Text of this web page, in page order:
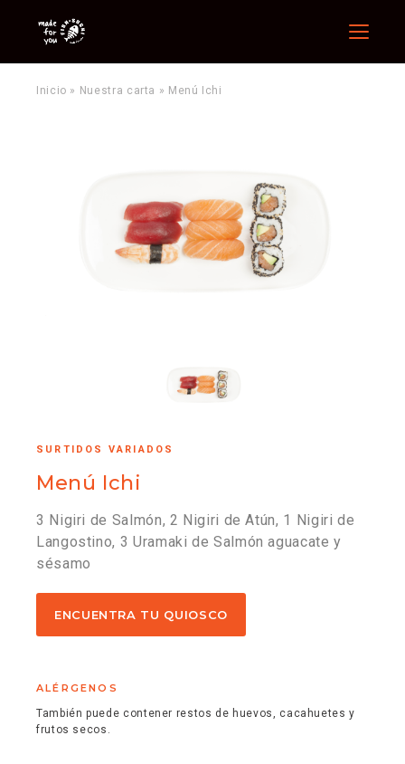
Menu
Inicio » Nuestra carta » Menú Ichi
SURTIDOS VARIADOS
Menú Ichi
3 Nigiri de Salmón, 2 Nigiri de Atún, 1 Nigiri de
Langostino, 3 Uramaki de Salmón aguacate y
sésamo
ENCUENTRA TU QUIOSCO
ALÉRGENOS
También puede contener restos de huevos, cacahuetes y
frutos secos.